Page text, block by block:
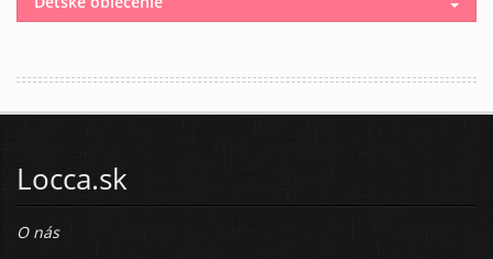
Locca.sk
O nás